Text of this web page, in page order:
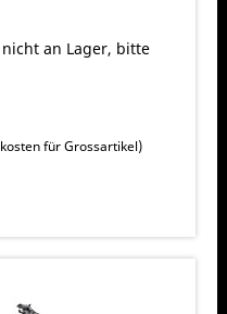
an Lager, bitte
für Grossartikel)